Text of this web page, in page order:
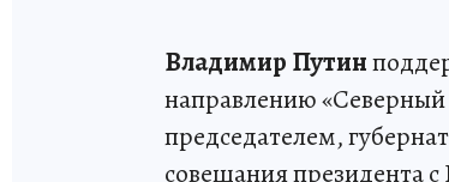
Владимир Путин
направлению «Северный
председателем,
совещания президента с